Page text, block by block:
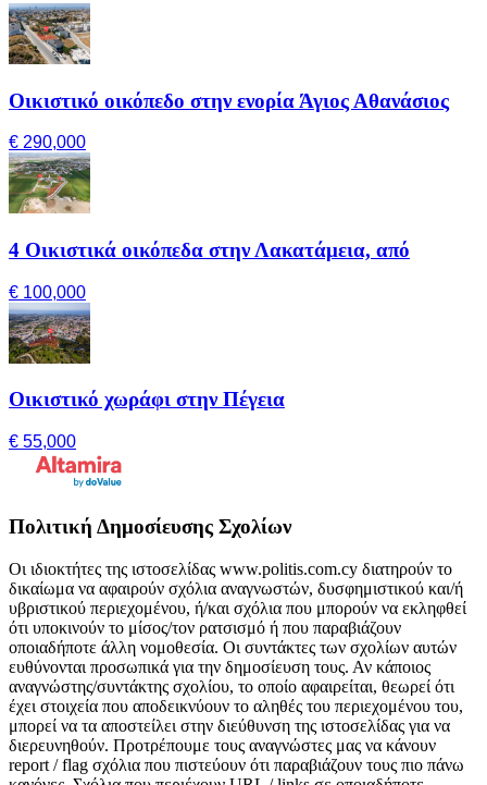
Οικιστικό οικόπεδο στην ενορία Άγιος Αθανάσιος
€ 290,000
4 Οικιστικά οικόπεδα στην Λακατάμεια, από
€ 100,000
Οικιστικό χωράφι στην Πέγεια
€ 55,000
Πολιτική Δημοσίευσης Σχολίων
Οι ιδιοκτήτες της ιστοσελίδας www.politis.com.cy διατηρούν το
δικαίωμα να αφαιρούν σχόλια αναγνωστών, δυσφημιστικού και/ή
υβριστικού περιεχομένου, ή/και σχόλια που μπορούν να εκληφθεί
ότι υποκινούν το μίσος/τον ρατσισμό ή που παραβιάζουν
οποιαδήποτε άλλη νομοθεσία. Οι συντάκτες των σχολίων αυτών
ευθύνονται προσωπικά για την δημοσίευση τους. Αν κάποιος
αναγνώστης/συντάκτης σχολίου, το οποίο αφαιρείται, θεωρεί ότι
έχει στοιχεία που αποδεικνύουν το αληθές του περιεχομένου του,
μπορεί να τα αποστείλει στην διεύθυνση της ιστοσελίδας για να
διερευνηθούν. Προτρέπουμε τους αναγνώστες μας να κάνουν
report / flag σχόλια που πιστεύουν ότι παραβιάζουν τους πιο πάνω